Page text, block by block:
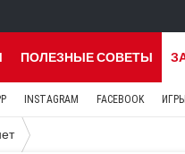
ПОЛЕЗНЫЕ СОВЕТЫ
INSTAGRAM FACEBOOK ИГРЫ